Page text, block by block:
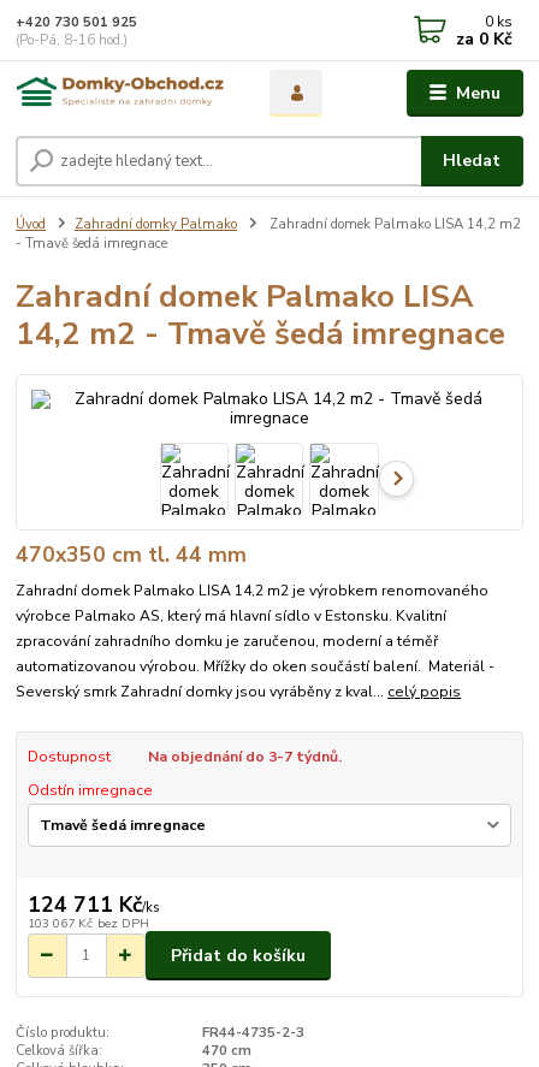
Menu
Hledat
+420 730 501 925
(Po-Pá, 8-16 hod.)
0 ks
za 0 Kč
Úvod Zahradní domky Palmako
Zahradní domek Palmako LISA 14,2 m2
- Tmavě šedá imregnace
Zahradní domek Palmako LISA
14,2 m2 - Tmavě šedá imregnace
470x350 cm tl. 44 mm
Zahradní domek Palmako LISA 14,2 m2 je výrobkem renomovaného
výrobce Palmako AS, který má hlavní sídlo v Estonsku. Kvalitní
zpracování zahradního domku je zaručenou, moderní a téměř
automatizovanou výrobou. Mřížky do oken součástí balení. Materiál -
Severský smrk Zahradní domky jsou vyráběny z kval... celý popis
Dostupnost
Na objednání do 3-7 týdnů.
Odstín imregnace
124 711 Kč/ks
103 067 Kč bez DPH
Přidat do košíku
Číslo produktu:
FR44-4735-2-3
Celková šířka:
470 cm